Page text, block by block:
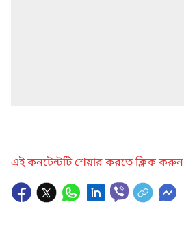
এই কনটেন্টটি শেয়ার করতে ক্লিক করুন